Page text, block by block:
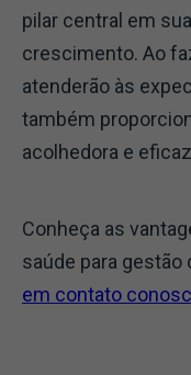
pilar central em
crescimento. Ao
atenderão às
também
acolhedora e
Conheça as
saúde para
em contato